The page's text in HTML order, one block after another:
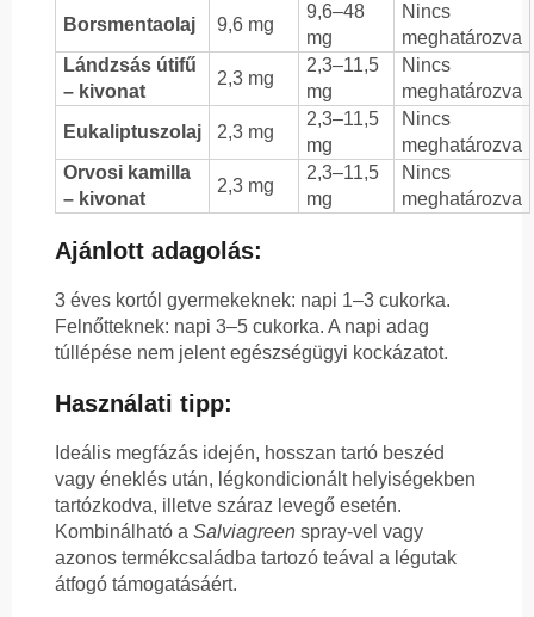
Borsmentaolaj
9,6 mg
9,6–48
mg
Nincs
meghatározva
Lándzsás útifű
– kivonat
2,3 mg
2,3–11,5
mg
Nincs
meghatározva
Eukaliptuszolaj
2,3 mg
2,3–11,5
mg
Nincs
meghatározva
Orvosi kamilla
– kivonat
2,3 mg
2,3–11,5
mg
Nincs
meghatározva
Ajánlott adagolás:
3 éves kortól gyermekeknek: napi 1–3 cukorka.
Felnőtteknek: napi 3–5 cukorka. A napi adag
túllépése nem jelent egészségügyi kockázatot.
Használati tipp:
Ideális megfázás idején, hosszan tartó beszéd
vagy éneklés után, légkondicionált helyiségekben
tartózkodva, illetve száraz levegő esetén.
Kombinálható a Salviagreen spray-vel vagy
azonos termékcsaládba tartozó teával a légutak
átfogó támogatásáért.